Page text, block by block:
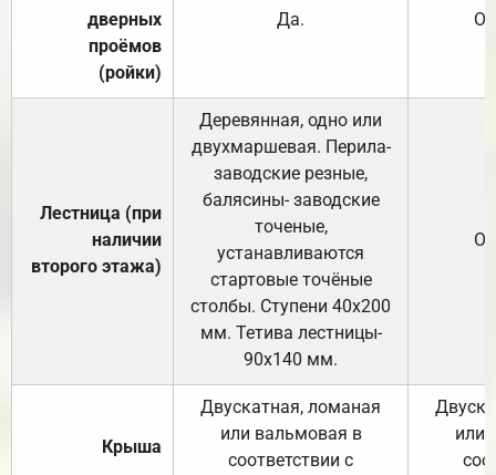
дверных
проёмов
(ройки)
Да.
Лестница (при
наличии
второго этажа)
Деревянная, одно или
двухмаршевая. Перила-
заводские резные,
балясины- заводские
точеные,
устанавливаются
стартовые точёные
столбы. Ступени 40х200
мм. Тетива лестницы-
90х140 мм.
Крыша
Двускатная, ломаная
или вальмовая в
соответствии с
или